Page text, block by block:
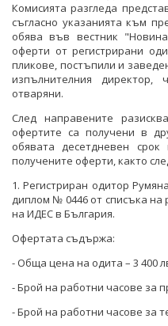
Комисията разгледа
съгласно указанията към
обява във вестник
оферти от регистрирани
пликове, постъпили и
изпълнителния
отваряни.
След направените
офертите са получени в
обявата десетдневен
получените оферти, както
1. Регистриран одитор
диплом № 0446 от списъка на
на ИДЕС в България.
Офертата съдържа:
- Обща цена на одита – 3 400
- Брой на работни часове за
- Брой на работни часове за